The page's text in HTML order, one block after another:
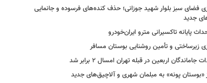
فضای سبز بلوار شهید جوزانی؛ حذف کنده‌های فرسوده و جانمایی
جدید
پایانه تاکسیرانی مترو ایران‌خودرو
زیرساختی و تأمین روشنایی بوستان مسافر
جاماندگان اربعین در قبله تهران امسال ۲ برابر شد
«بوستان پونه» به مبلمان شهری و آلاچیق‌های جدید